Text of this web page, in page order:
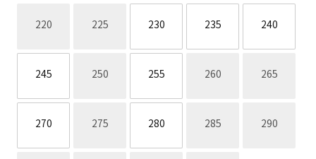
220재고없음 225재고없음 230 235 240
245 250재고없음 255 260재고없음 265재고없음
270 275재고없음 280 285재고없음 290재고없음